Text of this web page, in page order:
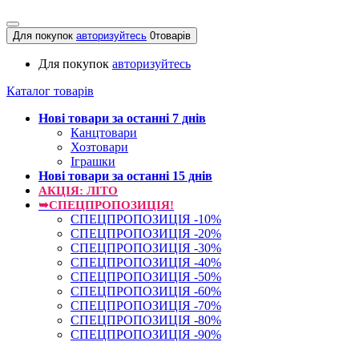
Для покупок авторизуйтесь 0товарів
Для покупок авторизуйтесь
Каталог товарів
Нові товари за останнi 7 днiв
Канцтовари
Хозтовари
Іграшки
Нові товари за останнi 15 днiв
АКЦІЯ: ЛІТО
➥СПЕЦПРОПОЗИЦІЯ!
СПЕЦПРОПОЗИЦІЯ -10%
СПЕЦПРОПОЗИЦІЯ -20%
СПЕЦПРОПОЗИЦІЯ -30%
СПЕЦПРОПОЗИЦІЯ -40%
СПЕЦПРОПОЗИЦІЯ -50%
СПЕЦПРОПОЗИЦІЯ -60%
СПЕЦПРОПОЗИЦІЯ -70%
СПЕЦПРОПОЗИЦІЯ -80%
СПЕЦПРОПОЗИЦІЯ -90%